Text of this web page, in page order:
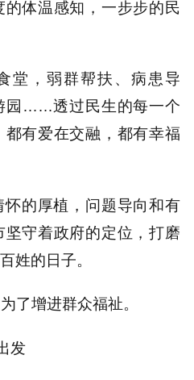
体温感知，一步步的民
堂，弱群帮扶、病患导
园……透过民生的每一个
有爱在交融，都有幸福
怀的厚植，问题导向和有
守着政府的定位，打磨
姓的日子。
了增进群众福祉。
发